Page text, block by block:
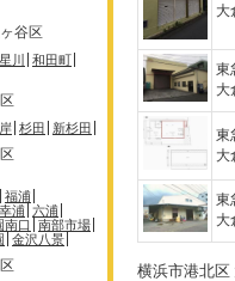
谷区
川
和田町
杉田 新杉田
福浦
幸浦 六浦
南口
南部市場
金沢八景
大
東
大
東
大
東
大
横浜市港北区